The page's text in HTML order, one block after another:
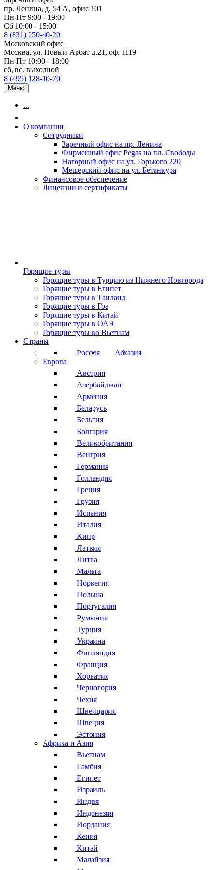
пр. Ленина, д. 54 А, офис 101
Пн-Пт 9:00 - 19:00
Сб 10:00 - 15:00
8 (831) 250-40-20
Московский офис
Москва, ул. Новый Арбат д.21, оф. 1119
Пн-Пт 10:00 - 18:00
сб, вс. выходной
8 (495) 128-10-70
Меню
...
О компании
Сотрудники
Заречный офис на пр. Ленина
Фирменный офис Pegas на пл. Свободы
Нагорный офис на ул. Горького 220
Мещерский офис на ул. Бетанкура
Финансовое обеспечение
Лицензии и сертификаты
Горящие туры
Горящие туры в Турцию из Нижнего Новгорода
Горящие туры в Египет
Горящие туры в Таиланд
Горящие туры в Гоа
Горящие туры в Китай
Горящие туры в ОАЭ
Горящие туры во Вьетнам
Страны
Россия
Абхазия
Европа
Австрия
Азербайджан
Армения
Беларусь
Бельгия
Болгария
Великобритания
Венгрия
Германия
Голландия
Греция
Грузия
Испания
Италия
Кипр
Латвия
Литва
Мальта
Норвегия
Польша
Португалия
Румыния
Турция
Украина
Финляндия
Франция
Хорватия
Черногория
Чехия
Швейцария
Швеция
Эстония
Африка и Азия
Вьетнам
Гамбия
Египет
Израиль
Индия
Индонезия
Иордания
Кения
Китай
Малайзия